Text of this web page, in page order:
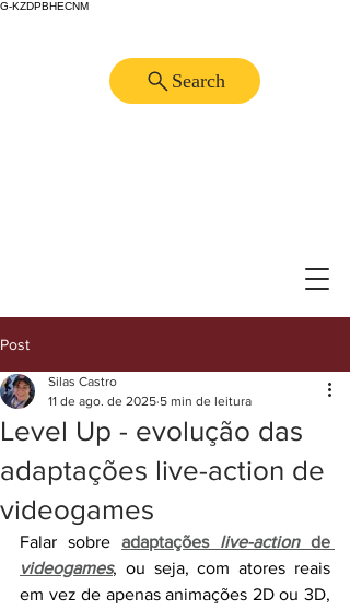
G-KZDPBHECNM
Search
Post
Level Up - evolução das
adaptações live-action de
videogames
Silas Castro
11 de ago. de 2025 5 min de leitura
Falar sobre adaptações live-action
videogames, ou seja, com atores reais
em vez de apenas animações 2D ou 3D,